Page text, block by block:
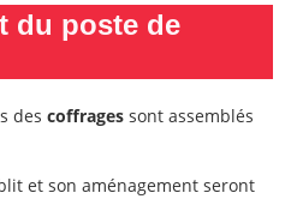
du poste de
des coffrages sont assemblés
et son aménagement seront